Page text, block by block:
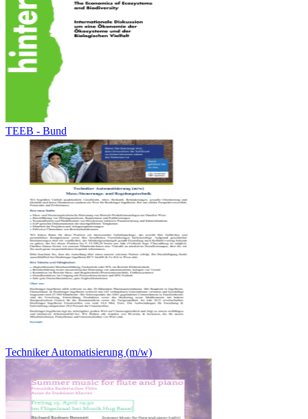
TEEB - Bund
Techniker Automatisierung (m/w)